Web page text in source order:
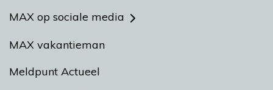
MAX op sociale media
MAX vakantieman
Meldpunt Actueel